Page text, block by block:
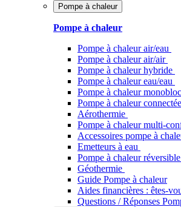
Pompe à chaleur
Pompe à chaleur
Pompe à chaleur air/eau
Pompe à chaleur air/air
Pompe à chaleur hybride
Pompe à chaleur​ eau/eau
Pompe à chaleur monobloc
Pompe à chaleur connectée
Aérothermie
Pompe à chaleur multi-
Accessoires pompe à
Emetteurs à eau
Pompe à chaleur réversible
Géothermie
Guide Pompe à chaleur
Aides financières : êtes-
Questions / Réponses